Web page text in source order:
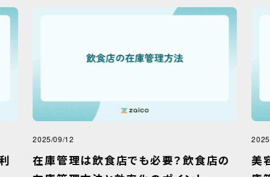
2025/09/12
在庫管理は飲食店でも必要？飲食店の
美